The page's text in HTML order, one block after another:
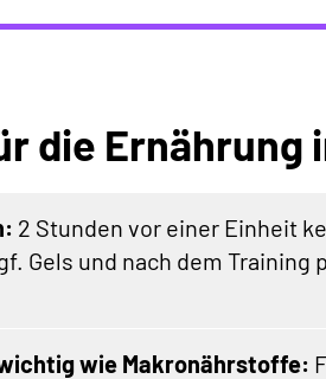
die Ernährung
2 Stunden vor einer Einheit
Gels und nach dem
wie Makronährstoffe: